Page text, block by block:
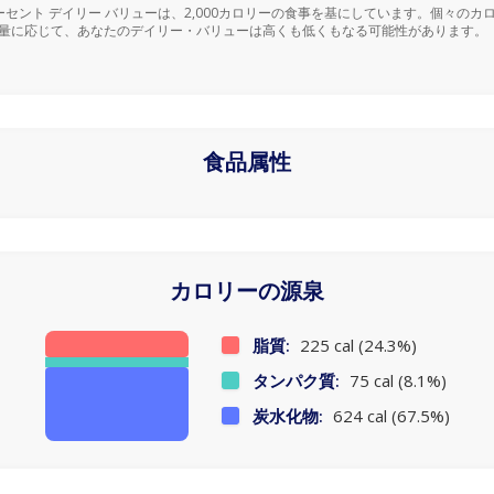
ント デイリー バリューは、2,000カロリーの食事を基にしています。個々のカ
に応じて、あなたのデイリー・バリューは高くも低くもなる可能性があります。
食品属性
カロリーの源泉
脂質: 225 cal (24.3%)
タンパク質: 75 cal (8.1%)
炭水化物: 624 cal (67.5%)